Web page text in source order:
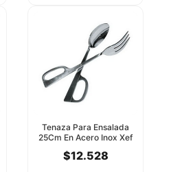
Tenaza Para Ensalada
25Cm En Acero Inox Xef
$12.528